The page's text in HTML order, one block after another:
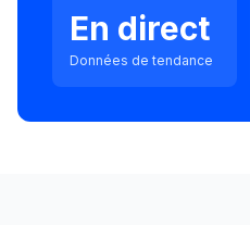
En direct
Données de tendance